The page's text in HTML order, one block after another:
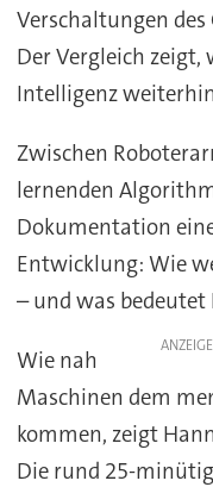
Verschaltungen
Der Vergleich zeigt,
Intelligenz
Zwischen
lernenden
Dokumentation
Entwicklung: Wie
– und was
ANZEIGE
Wie nah
Maschinen dem
kommen, zeigt
Die rund 25-